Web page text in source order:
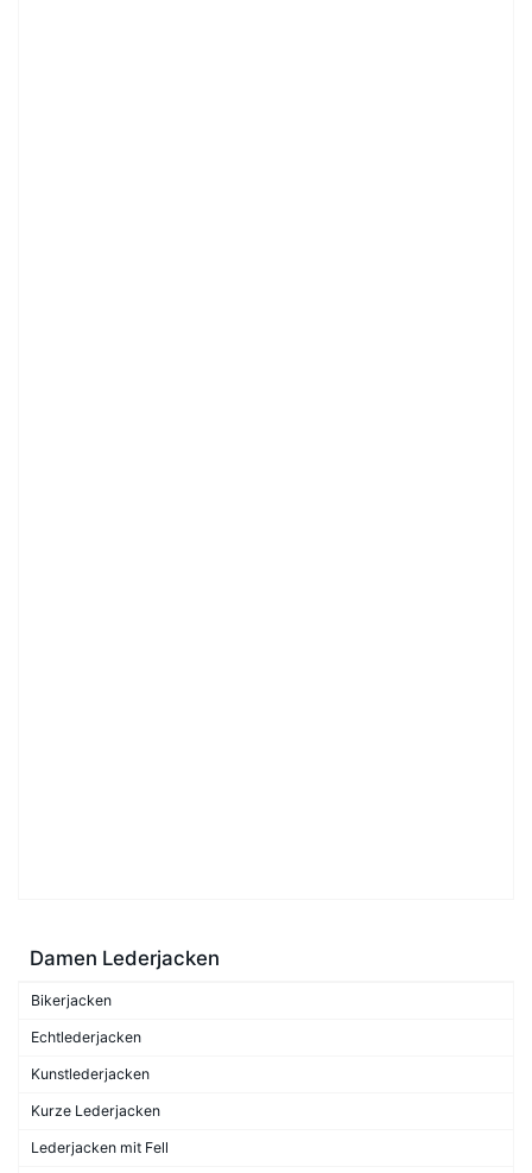
Damen Lederjacken
Bikerjacken
Echtlederjacken
Kunstlederjacken
Kurze Lederjacken
Lederjacken mit Fell